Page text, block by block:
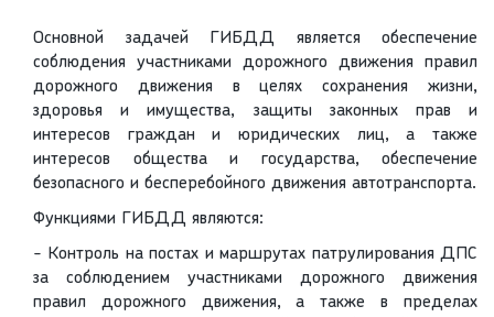
Основной задачей ГИБДД является обеспечение
соблюдения участниками дорожного движения правил
дорожного движения в целях сохранения жизни,
здоровья и имущества, защиты законных прав и
интересов граждан и юридических лиц, а также
интересов общества и государства, обеспечение
безопасного и бесперебойного движения автотранспорта.
Функциями ГИБДД являются:
- Контроль на постах и маршрутах патрулирования ДПС
за соблюдением участниками дорожного движения
правил дорожного движения, а также в пределах